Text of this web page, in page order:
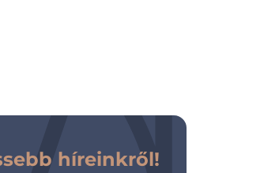
híreinkről!